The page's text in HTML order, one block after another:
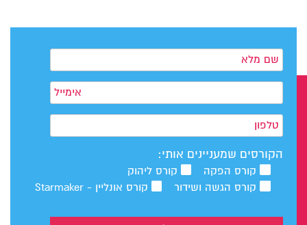
הקורסים שמעניינים אותי:
קורס הפקה
קורס ליהוק
קורס הגשה ושידור
קורס אונליין - Starmaker